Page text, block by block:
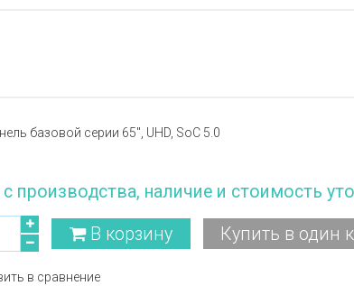
базовой серии 65", UHD, SoC 5.0
производства, наличие и стоимость
В корзину Купить в один
в сравнение